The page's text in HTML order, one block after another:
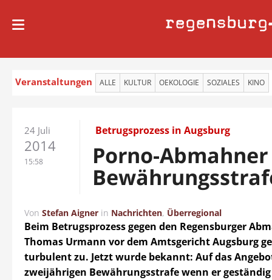
regensburg
Veranstaltungen ALLE KULTUR OEKOLOGIE SOZIALES KINO
24 Juli
2014
15:58
Betrugsprozess in Augsburg
Porno-
Von Stefan Aigner in Nachrichten, Überregional
Beim Betrugsprozess gegen den Regensburger
Thomas Urmann vor dem Amtsgericht Augsburg
turbulent zu. Jetzt wurde bekannt: Auf das
zweijährigen Bewährungsstrafe wenn er